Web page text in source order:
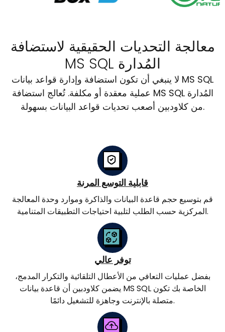
معالجة التحديات الحقيقية لاستضافة
MS SQL المُدارة
لا ينبغي أن تكون استضافة وإدارة قواعد بيانات MS SQL
عملية معقدة أو مكلفة. تُعالج استضافة MS SQL المُدارة
من كلاودبين أصعب تحديات قواعد البيانات بسهولة.
قابلية التوسع المرنة
قم بتوسيع حجم قاعدة البيانات والذاكرة وموارد وحدة المعالجة
المركزية حسب الطلب لتلبية احتياجات التطبيقات المتنامية.
توفر عالي
بفضل عمليات التعافي من الأعطال التلقائية والتكرار المدمج،
يضمن كلاودبين أن قاعدة بيانات MS SQL الخاصة بك تكون
متصلة بالإنترنت وجاهزة للتشغيل دائمًا.